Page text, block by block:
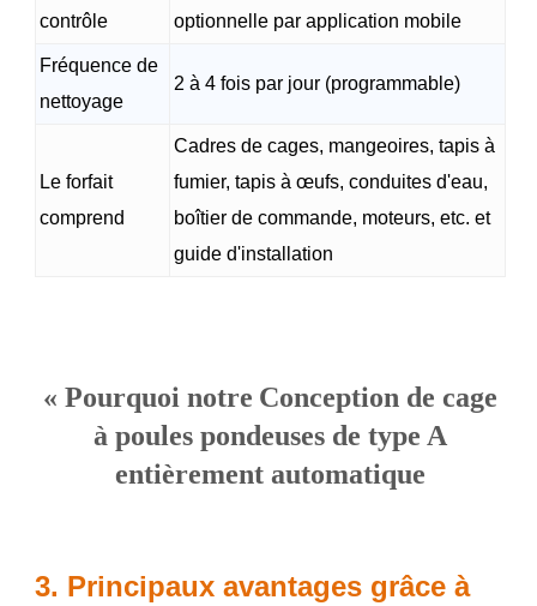
contrôle optionnelle par application mobile
Fréquence de
nettoyage
2 à 4 fois par jour (programmable)
Le forfait
comprend
Cadres de cages, mangeoires, tapis à
fumier, tapis à œufs, conduites d'eau,
boîtier de commande, moteurs, etc. et
guide d'installation
« Pourquoi notre Conception de cage
à poules pondeuses de type A
entièrement automatique
3. Principaux avantages grâce à